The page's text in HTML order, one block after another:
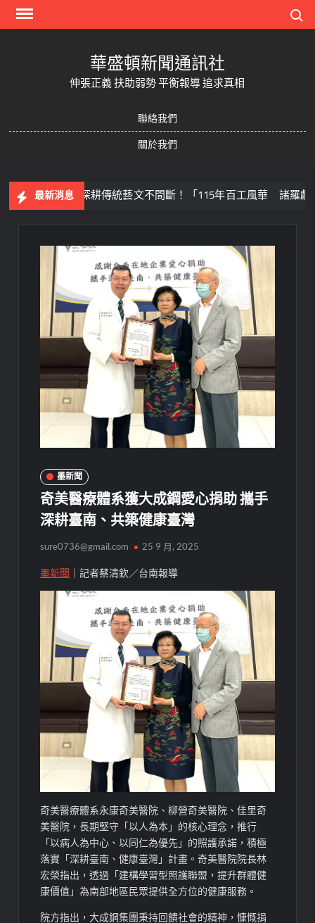
Skip
華盛頓新聞通訊社
伸張正義 扶助弱勢 平衡報導 追求真相
聯絡我們
關於我們
最新消息
深耕傳統藝文不間斷！「115年百工風華 諸羅獻藝工藝
墨新聞
奇美醫療體系獲大成鋼愛心捐助 攜手
深耕臺南、共築健康臺灣
sure0736@gmail.com 25 9 月, 2025
墨新聞 ｜記者蔡清欽／台南報導
奇美醫療體系永康奇美醫院、柳營奇美醫院、佳里奇
美醫院，長期堅守「以人為本」的核心理念，推行
「以病人為中心、以同仁為優先」的照護承諾，積極
落實「深耕臺南、健康臺灣」計畫。奇美醫院院長林
宏榮指出，透過「建構學習型照護聯盟，提升群體健
康價值」為南部地區民眾提供全方位的健康服務。
院方指出，大成鋼集團秉持回饋社會的精神，慷慨捐